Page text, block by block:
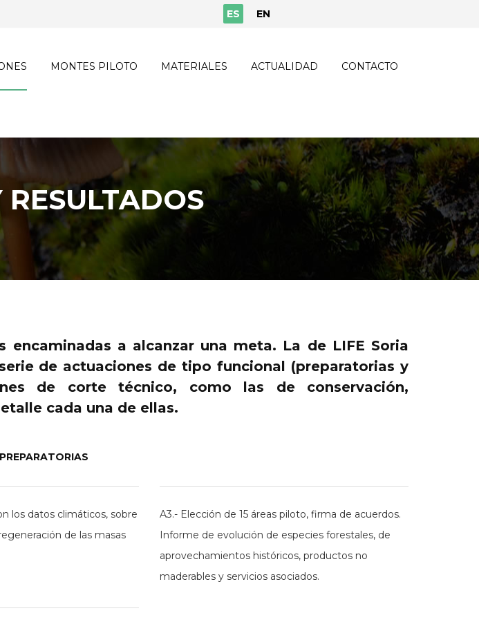
ES EN
MONTES PILOTO MATERIALES ACTUALIDAD CONTACTO
a alcanzar una meta. La de LIFE Soria
de actuaciones de tipo funcional (preparatorias y
de corte técnico, como las de conservación,
cada una de ellas.
los datos climáticos, sobre
de las masas
A3.- Elección de 15 áreas piloto, firma de acuerdos.
Informe de evolución de especies forestales, de
aprovechamientos históricos, productos no
maderables y servicios asociados.